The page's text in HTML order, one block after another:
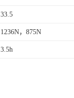
33.5
1236N，875N
3.5h